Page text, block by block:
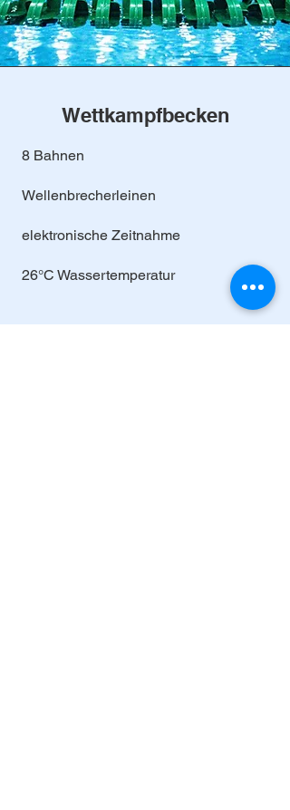
Wettkampfbecken
8 Bahnen
Wellenbrecherleinen
elektronische Zeitnahme
26°C Wassertemperatur